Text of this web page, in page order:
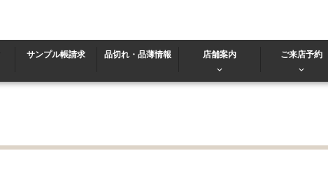
サンプル帳請求 品切れ・品薄情報 店舗案内 ご来店予約